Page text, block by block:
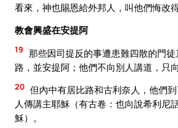
看來，神也賜恩給外邦人，叫他們悔改
教會興盛在安提阿
19 那些因司提反的事遭患難四散的門
路，並安提阿；他們不向別人講道，只
20 但內中有居比路和古利奈人，他們
人傳講主耶穌（有古卷：也向說希利尼
穌）。